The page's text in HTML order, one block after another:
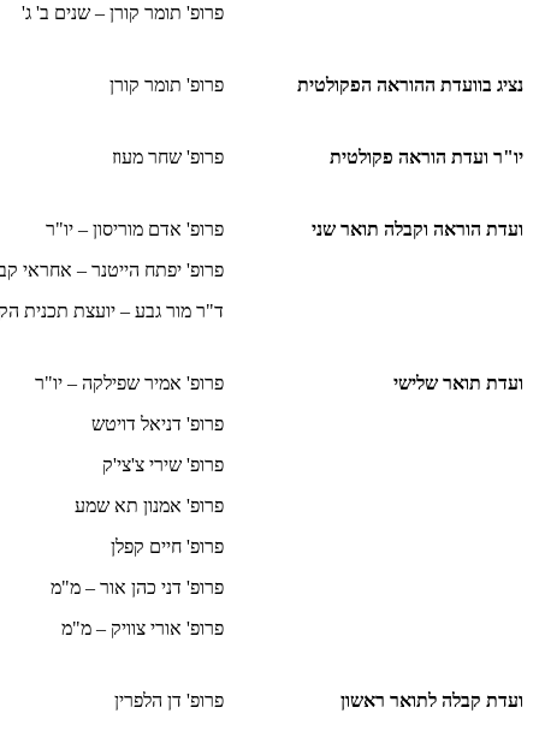
פרופ' תומר קורן – שנים ב' ג'
נציג בוועדת ההוראה הפקולטית פרופ' תומר קורן
יו"ר ועדת הוראה פקולטית פרופ' שחר מעוז
ועדת הוראה וקבלה תואר שני
פרופ' אדם מוריסון – יו"ר
פרופ' יפתח הייטנר – אחראי
ד"ר מור גבע – יועצת תכנית
ועדת תואר שלישי
פרופ' אמיר שפילקה – יו"ר
פרופ' דניאל דויטש
פרופ' שירי צ'צי'ק
פרופ' אמנון תא שמע
פרופ' חיים קפלן
פרופ' דני כהן אור – מ"מ
פרופ' אורי צוויק – מ"מ
ועדת קבלה לתואר ראשון פרופ' דן הלפרין